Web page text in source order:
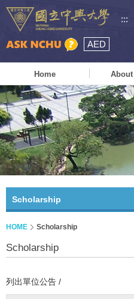
:::
AED
Home About
Scholarship
HOME Scholarship
Scholarship
列出單位公告 /